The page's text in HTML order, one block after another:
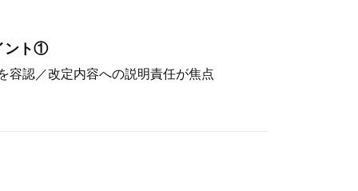
ント①
容認／改定内容への説明責任が焦点